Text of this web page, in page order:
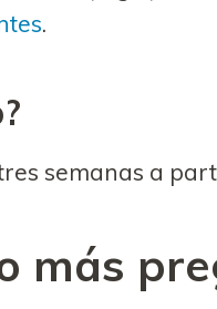
.
semanas a
más